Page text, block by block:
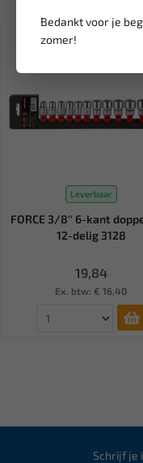
Bedankt voor je
zomer!
Leverbaar
FORCE 3/8'' 6-kant
12-delig 3128
19,84
Ex. btw: € 16,40
Schrijf je